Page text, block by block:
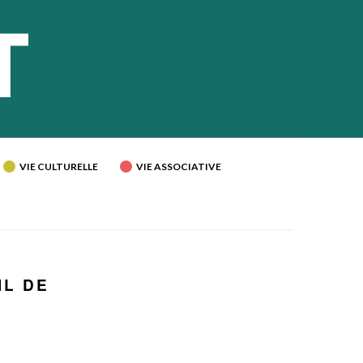
VIE CULTURELLE VIE ASSOCIATIVE
DE